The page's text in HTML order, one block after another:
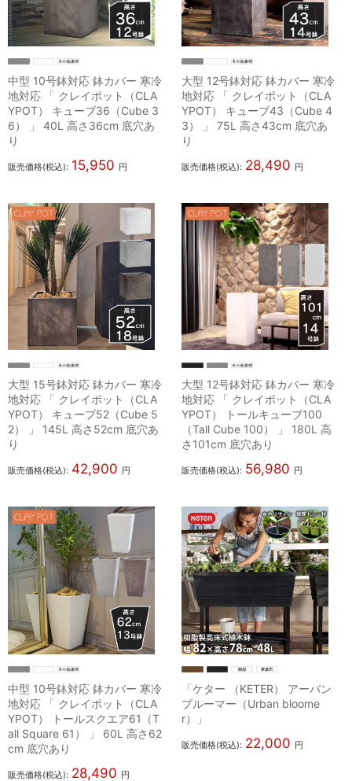
中型 10号鉢対応 鉢カバー 寒冷
地対応 「 クレイポット（CLA
YPOT） キューブ36（Cube 3
6） 」 40L 高さ36cm 底穴あ
り
販売価格(税込): 15,950 円
大型 12号鉢対応 鉢カバー 寒冷
地対応 「 クレイポット（CLA
YPOT） キューブ43（Cube 4
3） 」 75L 高さ43cm 底穴あ
り
販売価格(税込): 28,490 円
大型 15号鉢対応 鉢カバー 寒冷
地対応 「 クレイポット（CLA
YPOT） キューブ52（Cube 5
2） 」 145L 高さ52cm 底穴あ
り
販売価格(税込): 42,900 円
大型 12号鉢対応 鉢カバー 寒冷
地対応 「 クレイポット（CLA
YPOT） トールキューブ100
（Tall Cube 100） 」 180L 高
さ101cm 底穴あり
販売価格(税込): 56,980 円
中型 10号鉢対応 鉢カバー 寒冷
地対応 「 クレイポット（CLA
YPOT） トールスクエア61（T
all Square 61） 」 60L 高さ62
cm 底穴あり
販売価格(税込): 28,490 円
「ケター （KETER） アーバン
ブルーマー（Urban bloome
r）」
販売価格(税込): 22,000 円